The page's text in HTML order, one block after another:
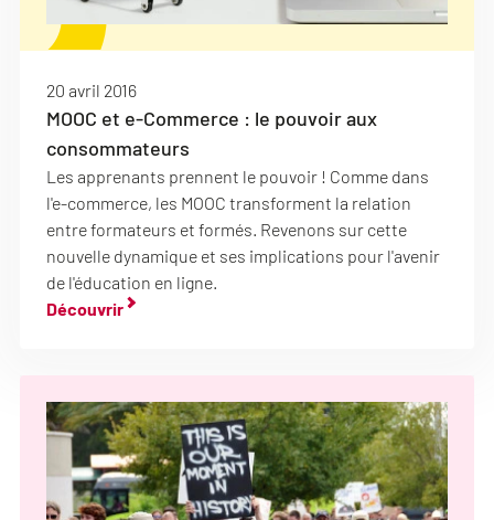
20 avril 2016
MOOC et e-Commerce : le pouvoir aux
consommateurs
Les apprenants prennent le pouvoir ! Comme dans
l'e-commerce, les MOOC transforment la relation
entre formateurs et formés. Revenons sur cette
nouvelle dynamique et ses implications pour l'avenir
de l'éducation en ligne.
Découvrir